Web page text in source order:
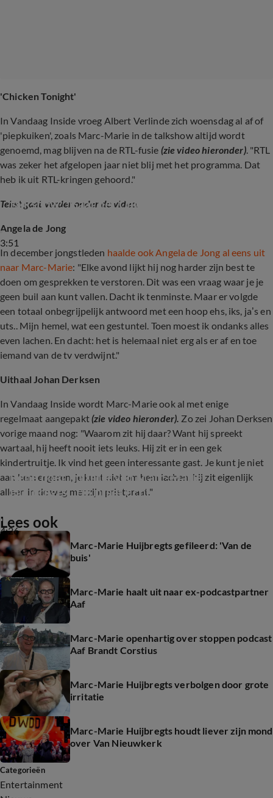
'Chicken Tonight'
In Vandaag Inside vroeg Albert Verlinde zich woensdag al af of
'piepkuiken', zoals Marc-Marie in de talkshow altijd wordt
genoemd, mag blijven na de RTL-fusie (zie video hieronder). "RTL
was zeker het afgelopen jaar niet blij met het programma. Dat
heb ik uit RTL-kringen gehoord."
Tekst gaat verder onder de video.
3:51
Albert Verlinde hoort naam nieuwe RTL-
talkshow: ‘Gaat het Chicken Tonight heten?'
Angela de Jong
In december jongstleden haalde ook Angela de Jong al eens uit
naar Marc-Marie: "Elke avond lijkt hij nog harder zijn best te
doen om gesprekken te verstoren. Dit was een vraag waar je je
geen buil aan kunt vallen. Dacht ik tenminste. Maar er volgde
een totaal onbegrijpelijk antwoord met een hoop ehs, iks, ja’s en
uts.. Mijn hemel, wat een gestuntel. Toen moest ik ondanks alles
even lachen. En dacht: het is helemaal niet erg als er af en toe
iemand van de tv verdwijnt."
Uithaal Johan Derksen
In Vandaag Inside wordt Marc-Marie ook al met enige
regelmaat aangepakt(zie video hieronder). Zo zei Johan Derksen
vorige maand nog: "Waarom zit hij daar? Want hij spreekt
wartaal, hij heeft nooit iets leuks. Hij zit er in een gek
kindertruitje. Ik vind het geen interessante gast. Je kunt je niet
aan hem ergeren, je kunt niet om hem lachen, hij zit eigenlijk
alleen in de weg met zijn prietpraat."
4:26
René doet imitatie van Marc-Marie
Huijbregts: 'Hij praat echt zo!'
Lees ook
Marc-Marie Huijbregts gefileerd: 'Van de
buis'
Marc-Marie haalt uit naar ex-podcastpartner
Aaf
Marc-Marie openhartig over stoppen podcast
Aaf Brandt Corstius
Marc-Marie Huijbregts verbolgen door grote
irritatie
Marc-Marie Huijbregts houdt liever zijn mond
over Van Nieuwkerk
Categorieën
Entertainment